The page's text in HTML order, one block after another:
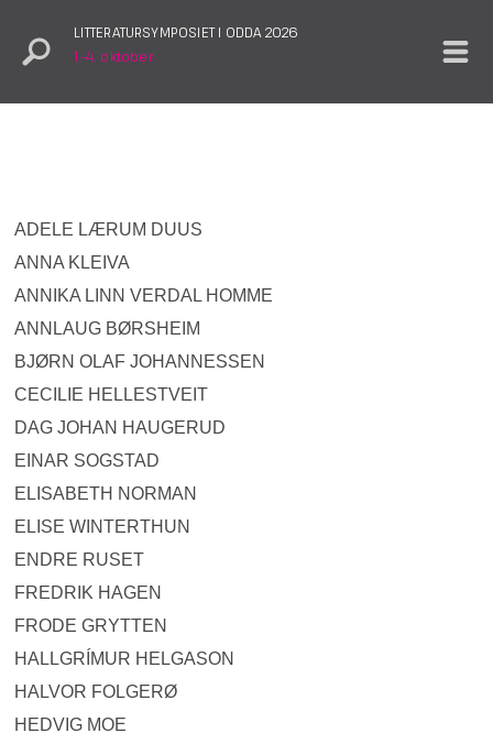
LITTERATURSYMPOSIET I ODDA 2026
1.–4. oktober
ADELE LÆRUM DUUS
ANNA KLEIVA
ANNIKA LINN VERDAL HOMME
ANNLAUG BØRSHEIM
BJØRN OLAF JOHANNESSEN
CECILIE HELLESTVEIT
DAG JOHAN HAUGERUD
EINAR SOGSTAD
ELISABETH NORMAN
ELISE WINTERTHUN
ENDRE RUSET
FREDRIK HAGEN
FRODE GRYTTEN
HALLGRÍMUR HELGASON
HALVOR FOLGERØ
HEDVIG MOE